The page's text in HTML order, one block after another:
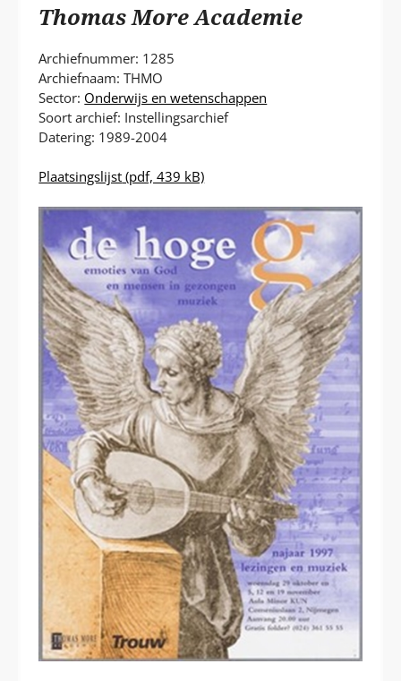
T
Thomas More Academie
Archiefnummer: 1285
Archiefnaam: THMO
Sector: Onderwijs en wetenschappen
Soort archief: Instellingsarchief
Datering: 1989-2004
Plaatsingslijst (pdf, 439 kB)